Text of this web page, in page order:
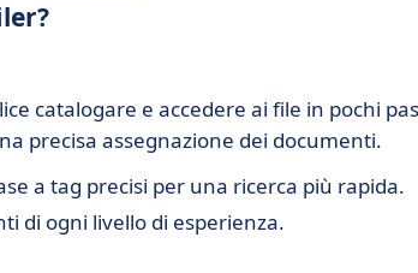
catalogare e accedere ai file in pochi
precisa assegnazione dei documenti.
a tag precisi per una ricerca più rapida.
di ogni livello di esperienza.